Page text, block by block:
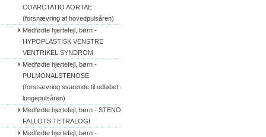
COARCTATIO AORTAE
(forsnævring af hovedpulsåren)
Medfødte hjertefejl, børn -
HYPOPLASTISK VENSTRE
VENTRIKEL SYNDROM
Medfødte hjertefejl, børn -
PULMONALSTENOSE
(forsnævring svarende til udløbet af
lungepulsåren)
Medfødte hjertefejl, børn - STENO
FALLOTS TETRALOGI
Medfødte hjertefejl, børn -